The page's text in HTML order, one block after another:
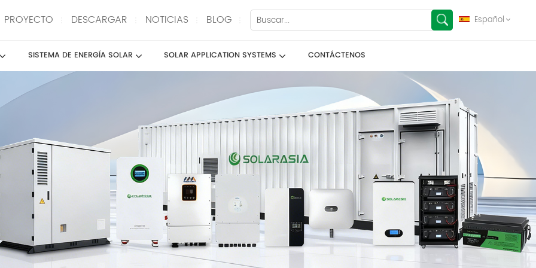
PROYECTO DESCARGAR NOTICIAS BLOG Español
English
français
Deutsch
español
العربية
SISTEMA DE ENERGÍA SOLAR SOLAR APPLICATION SYSTEMS CONTÁCTENOS